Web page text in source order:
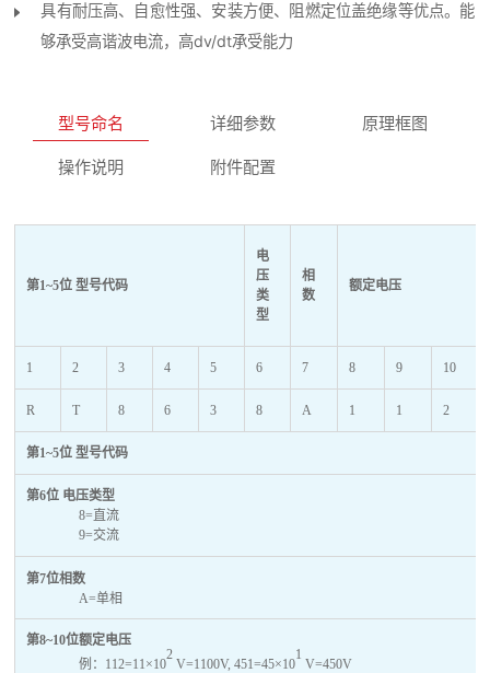
具有耐压高、自愈性强、安装方便、阻燃定位盖绝缘等优点。能
够承受高谐波电流，高dv/dt承受能力
型号命名 详细参数 原理框图
操作说明 附件配置
第1~5位 型号代码
电
压
类
型
相
数
额定电压
1 2 3 4 5 6 7 8 9 10
R T 8 6 3 8 A 1 1 2
第1~5位 型号代码
第6位 电压类型
8=直流
9=交流
第7位相数
A=单相
第8~10位额定电压
例：112=11×10
2
V=1100V, 451=45×10
1
V=450V